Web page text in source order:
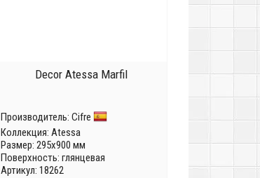
Decor Atessa Marfil
Производитель: Cifre
Коллекция: Atessa
Размер: 295x900 мм
Поверхность: глянцевая
Артикул: 18262